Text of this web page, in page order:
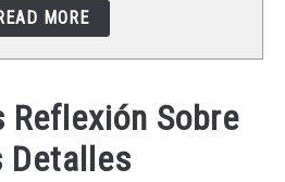
MORE
Reflexión Sobre
Detalles